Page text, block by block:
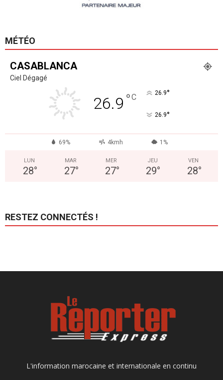
MÉTÉO
CASABLANCA
Ciel Dégagé
26.9 °C 26.9°
26.9°
69% 4kmh 1%
LUN
28°
MAR
27°
MER
27°
JEU
29°
VEN
28°
RESTEZ CONNECTÉS !
L'information marocaine et internationale en continu